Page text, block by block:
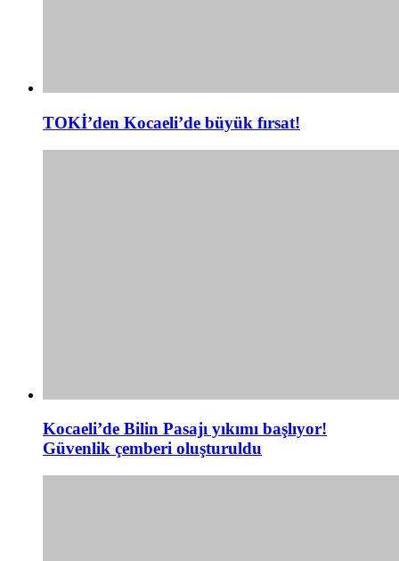
TOKİ’den Kocaeli’de büyük fırsat!
Kocaeli’de Bilin Pasajı yıkımı başlıyor!
Güvenlik çemberi oluşturuldu